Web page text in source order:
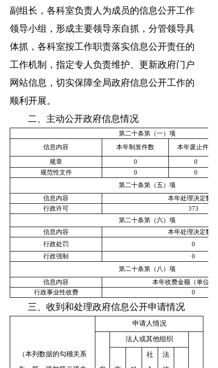
副组长，各科室负责人为成员的信息公开工作
领导小组，形成主要领导亲自抓，分管领导具
体抓，各科室按工作职责落实信息公开责任的
工作机制，指定专人负责维护、更新政府门户
网站信息，切实保障全局政府信息公开工作的
顺利开展。
二、主动公开政府信息情况
第二十条第（一）项
信息内容
本年制发件数
本年废止件数
规章
0
0
规范性文件
0
0
第二十条第（五）项
信息内容
本年处理决定数量
行政许可
373
第二十条第（六）项
信息内容
本年处理决定数量
行政处罚
0
行政强制
0
第二十条第（八）项
信息内容
本年收费金额（单位：
行政事业性收费
0
三、收到和处理政府信息公开申请情况
（本列数据的勾稽关系
申请人情况
法人或其他组织
社 法